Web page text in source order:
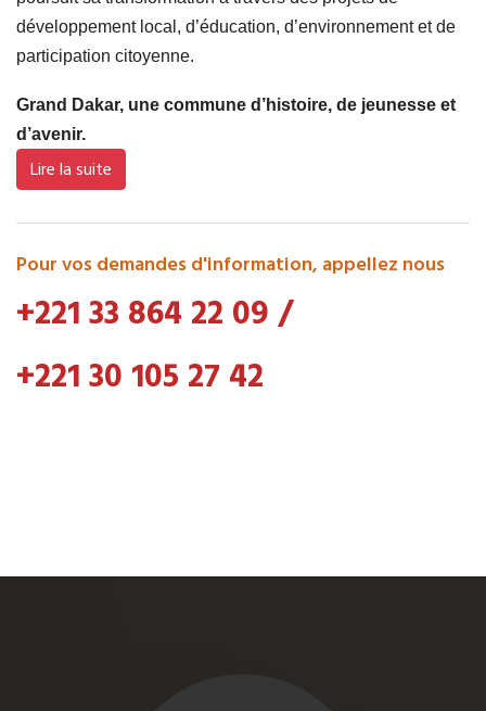
développement local, d’éducation, d’environnement et de
participation citoyenne.
Grand Dakar, une commune d’histoire, de jeunesse et
d’avenir.
Lire la suite
Pour vos demandes d'information, appellez nous
+221 33 864 22 09/
+221 30 105 27 42